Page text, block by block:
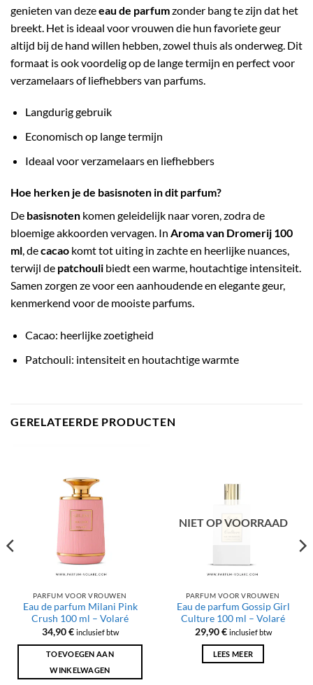
genieten van dezeeau de parfumzonder bang te zijn dat het
breekt. Het is ideaal voor vrouwen die hun favoriete geur
altijd bij de hand willen hebben, zowel thuis als onderweg. Dit
formaat is ook voordelig op de lange termijn en perfect voor
verzamelaars of liefhebbers van parfums.
Langdurig gebruik
Economisch op lange termijn
Ideaal voor verzamelaars en liefhebbers
Hoe herken je de basisnoten in dit parfum?
De basisnoten komen geleidelijk naar voren, zodra de
bloemige akkoorden vervagen. In Aroma van Dromerij 100
ml, decacao komt tot uiting in zachte en heerlijke nuances,
terwijl de patchouli biedt een warme, houtachtige intensiteit.
Samen zorgen ze voor een aanhoudende en elegante geur,
kenmerkend voor de mooiste parfums.
Cacao: heerlijke zoetigheid
Patchouli: intensiteit en houtachtige warmte
GERELATEERDE PRODUCTEN
PARFUM VOOR VROUWEN
Eau de parfum Milani Pink
Crush 100 ml – Volaré
34,90€ inclusief btw
TOEVOEGEN AAN
WINKELWAGEN
NIET OP VOORRAAD
PARFUM VOOR VROUWEN
Eau de parfum Gossip Girl
Culture 100 ml – Volaré
29,90€ inclusief btw
LEES MEER